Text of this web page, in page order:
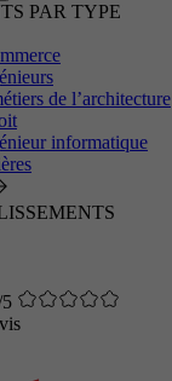
PAR TYPE
de l’architecture
informatique